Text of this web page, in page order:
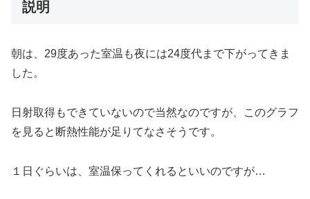
説明
朝は、29度あった室温も夜には24度代まで下がってきま
した。
日射取得もできていないので当然なのですが、このグラフ
を見ると断熱性能が足りてなさそうです。
１日ぐらいは、室温保ってくれるといいのですが…